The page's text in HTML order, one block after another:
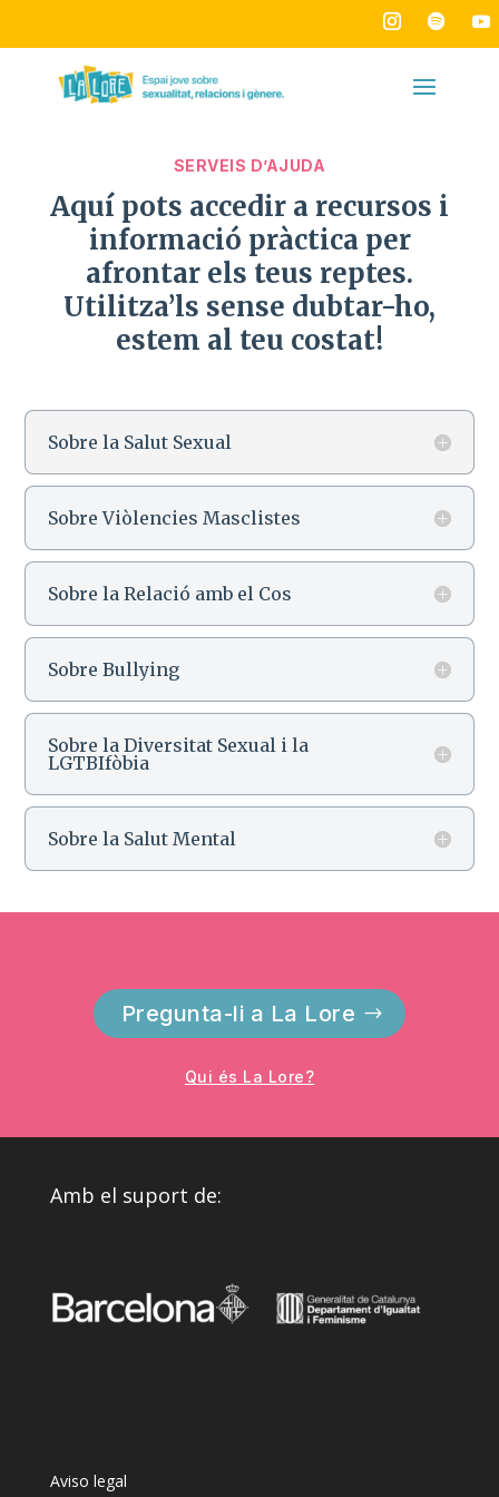
SERVEIS D’AJUDA
Aquí pots accedir a recursos i
informació pràctica per
afrontar els teus reptes.
Utilitza’ls sense dubtar-ho,
estem al teu costat!
Sobre la Salut Sexual
Sobre Viòlencies Masclistes
Sobre la Relació amb el Cos
Sobre Bullying
Sobre la Diversitat Sexual i la
LGTBIfòbia
Sobre la Salut Mental
Pregunta-li a La Lore
Qui és La Lore?
Amb el suport de:
Aviso legal